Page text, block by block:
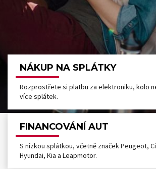
NÁKUP NA SPLÁTKY
Rozprostřete si platbu za elektroniku, kolo
více splátek.
FINANCOVÁNÍ AUT
S nízkou splátkou, včetně značek Peugeot,
Hyundai, Kia a Leapmotor.